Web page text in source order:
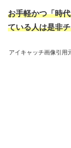
お手軽かつ「時
ている人は是非
アイキャッチ画像引用